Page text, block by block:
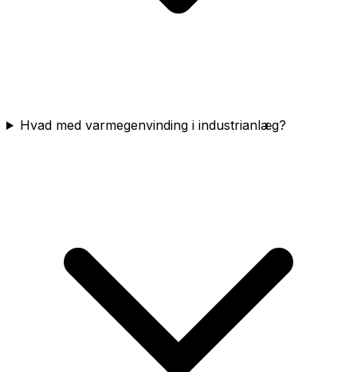
Hvad med varmegenvinding i industrianlæg?